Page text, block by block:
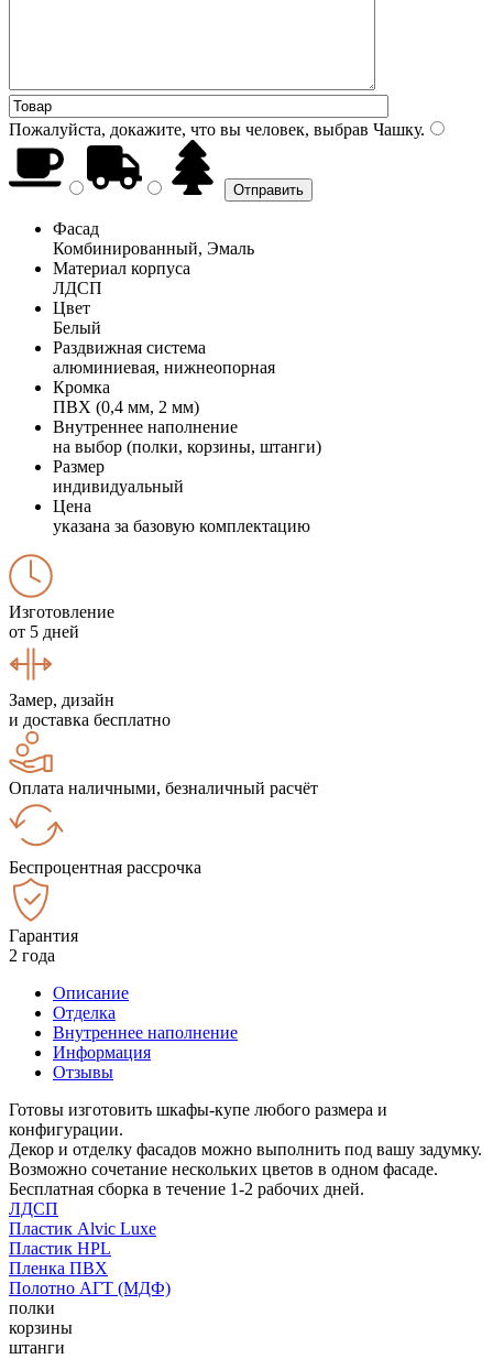
Пожалуйста, докажите, что вы человек, выбрав Чашку.
Фасад
Комбинированный, Эмаль
Материал корпуса
ЛДСП
Цвет
Белый
Раздвижная система
алюминиевая, нижнеопорная
Кромка
ПВХ (0,4 мм, 2 мм)
Внутреннее наполнение
на выбор (полки, корзины, штанги)
Размер
индивидуальный
Цена
указана за базовую комплектацию
Изготовление
от 5 дней
Замер, дизайн
и доставка бесплатно
Оплата наличными, безналичный расчёт
Беспроцентная рассрочка
Гарантия
2 года
Описание
Отделка
Внутреннее наполнение
Информация
Отзывы
Готовы изготовить шкафы-купе любого размера и
конфигурации.
Декор и отделку фасадов можно выполнить под вашу задумку.
Возможно сочетание нескольких цветов в одном фасаде.
Бесплатная сборка в течение 1-2 рабочих дней.
ЛДСП
Пластик Alvic Luxe
Пластик HPL
Пленка ПВХ
Полотно АГТ (МДФ)
полки
корзины
штанги